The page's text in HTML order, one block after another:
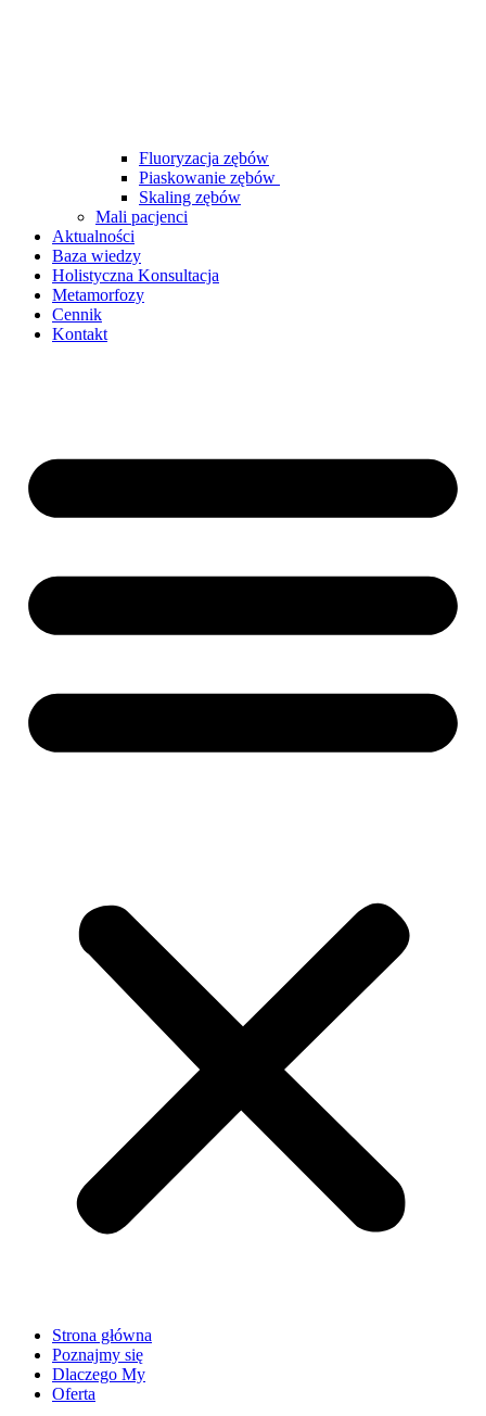
Fluoryzacja zębów
Piaskowanie zębów
Skaling zębów
Mali pacjenci
Aktualności
Baza wiedzy
Holistyczna Konsultacja
Metamorfozy
Cennik
Kontakt
Strona główna
Poznajmy się
Dlaczego My
Oferta